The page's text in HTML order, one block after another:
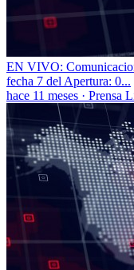
EN VIVO:
fecha 7 del Apertura: 0...
hace 11 meses · Prensa